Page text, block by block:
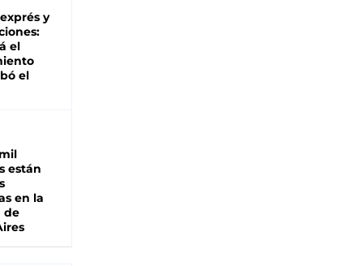
y
el
el
están
en la
de